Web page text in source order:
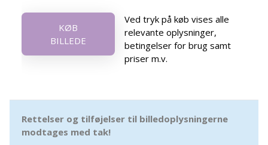
KØB
BILLEDE
Ved tryk på køb vises alle
relevante oplysninger,
betingelser for brug samt
priser m.v.
Rettelser og tilføjelser til billedoplysningerne
modtages med tak!